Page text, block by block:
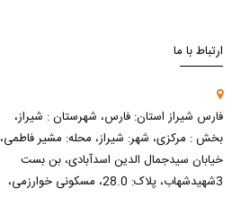
ارتباط با ما
فارس شیراز استان: فارس، شهرستان : شیراز،
بخش : مرکزی، شهر: شیراز، محله: مشیر فاطمی،
خیابان سیدجمال الدین اسدآبادی، بن بست
3شهیدشهاب، پلاک: 28.0، مسکونی خوارزمی،